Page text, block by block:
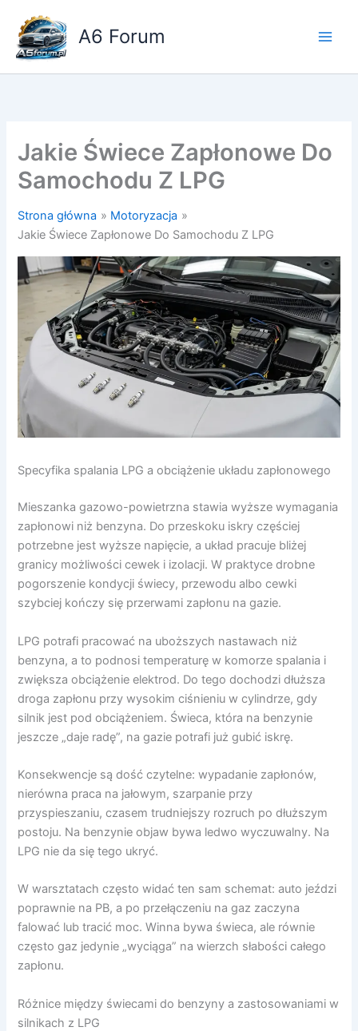
treści
A6 Forum
Jakie Świece Zapłonowe Do
Samochodu Z LPG
Strona główna
Motoryzacja
Jakie Świece Zapłonowe Do Samochodu Z LPG
Specyfika spalania LPG a obciążenie układu zapłonowego
Mieszanka gazowo-powietrzna stawia wyższe wymagania
zapłonowi niż benzyna. Do przeskoku iskry częściej
potrzebne jest wyższe napięcie, a układ pracuje bliżej
granicy możliwości cewek i izolacji. W praktyce drobne
pogorszenie kondycji świecy, przewodu albo cewki
szybciej kończy się przerwami zapłonu na gazie.
LPG potrafi pracować na uboższych nastawach niż
benzyna, a to podnosi temperaturę w komorze spalania i
zwiększa obciążenie elektrod. Do tego dochodzi dłuższa
droga zapłonu przy wysokim ciśnieniu w cylindrze, gdy
silnik jest pod obciążeniem. Świeca, która na benzynie
jeszcze „daje radę”, na gazie potrafi już gubić iskrę.
Konsekwencje są dość czytelne: wypadanie zapłonów,
nierówna praca na jałowym, szarpanie przy
przyspieszaniu, czasem trudniejszy rozruch po dłuższym
postoju. Na benzynie objaw bywa ledwo wyczuwalny. Na
LPG nie da się tego ukryć.
W warsztatach często widać ten sam schemat: auto jeździ
poprawnie na PB, a po przełączeniu na gaz zaczyna
falować lub tracić moc. Winna bywa świeca, ale równie
często gaz jedynie „wyciąga” na wierzch słabości całego
zapłonu.
Różnice między świecami do benzyny a zastosowaniami w
silnikach z LPG